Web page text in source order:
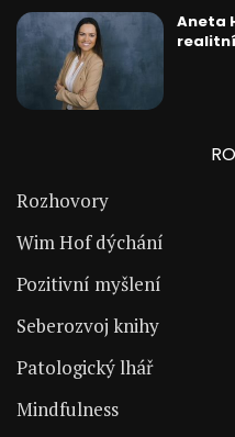
Aneta
Rozhovory
Wim Hof dýchání
Pozitivní myšlení
Seberozvoj knihy
Patologický lhář
Mindfulness